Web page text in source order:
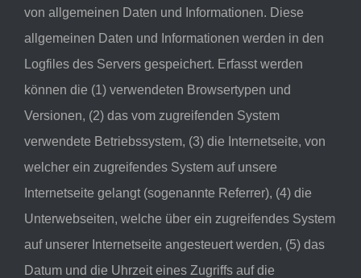
von allgemeinen Daten und Informationen. Diese
allgemeinen Daten und Informationen werden in den
Logfiles des Servers gespeichert. Erfasst werden
können die (1) verwendeten Browsertypen und
Versionen, (2) das vom zugreifenden System
verwendete Betriebssystem, (3) die Internetseite, von
welcher ein zugreifendes System auf unsere
Internetseite gelangt (sogenannte Referrer), (4) die
Unterwebseiten, welche über ein zugreifendes System
auf unserer Internetseite angesteuert werden, (5) das
Datum und die Uhrzeit eines Zugriffs auf die